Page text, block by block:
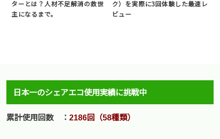
ターとは？人材不足解消の救世
主になるまで。
ク）を実際に3回体験した最速レ
ビュー
日本一のシェアエコ使用実績に挑戦中
累計使用回数 ：2186回（58種類）